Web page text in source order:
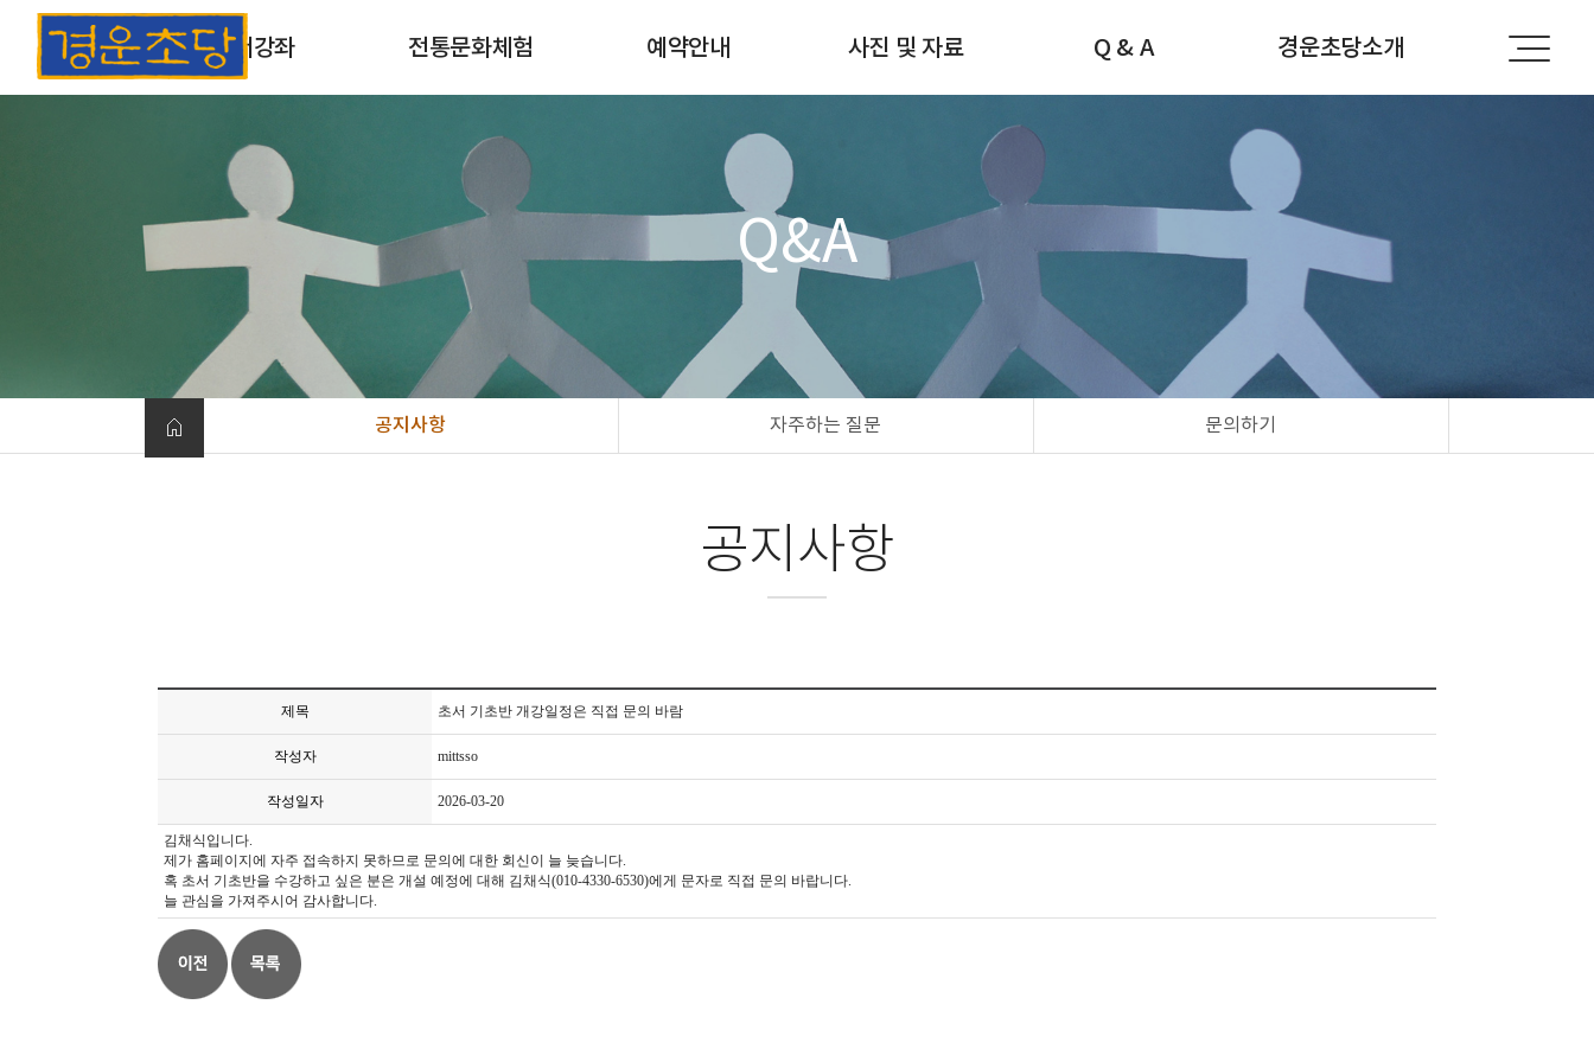
초서강좌
과정안내
전통문화체험
목판 및 목활자 인쇄
옛날책 만들기
개인맞춤형체험
예약안내
예약 및 예약확인
예약방법 & 비용안내
사진 및 자료 Q & A
문의하기
경운초당소개
찾아오시는 길
Q&A
공지사항 자주하는 질문 문의하기
공지사항
제목 초서 기초반 개강일정은 직접 문의 바람
작성자 mittsso
작성일자 2026-03-20
김채식입니다.
제가 홈페이지에 자주 접속하지 못하므로 문의에 대한 회신이 늘 늦습니다.
혹 초서 기초반을 수강하고 싶은 분은 개설 예정에 대해 김채식(010-4330-6530)에게 문자로 직접 문의 바랍니다.
늘 관심을 가져주시어 감사합니다.